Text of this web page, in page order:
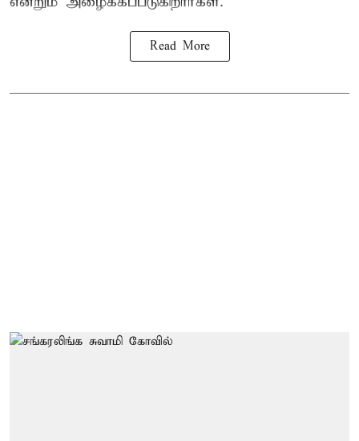
Read More